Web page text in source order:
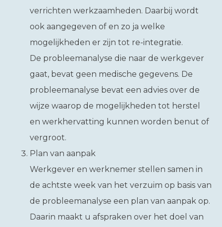
verrichten werkzaamheden. Daarbij wordt
ook aangegeven of en zo ja welke
mogelijkheden er zijn tot re-integratie.
De probleemanalyse die naar de werkgever
gaat, bevat geen medische gegevens. De
probleemanalyse bevat een advies over de
wijze waarop de mogelijkheden tot herstel
en werkhervatting kunnen worden benut of
vergroot.
Plan van aanpak
Werkgever en werknemer stellen samen in
de achtste week van het verzuim op basis van
de probleemanalyse een plan van aanpak op.
Daarin maakt u afspraken over het doel van